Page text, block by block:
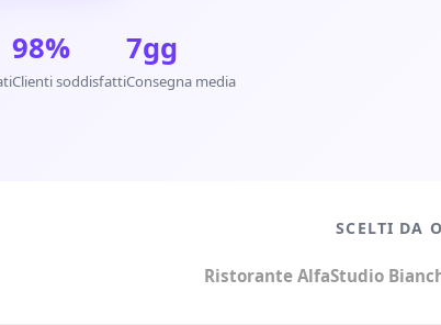
98%
Clienti soddisfatti
7gg
Consegna media
SCELTI DA
Ristorante AlfaStudio